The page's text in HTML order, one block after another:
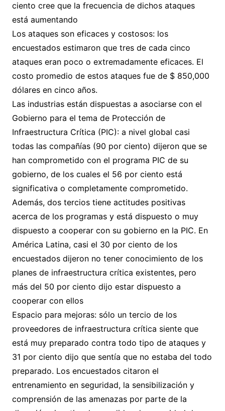
ciento cree que la frecuencia de dichos ataques
está aumentando
Los ataques son eficaces y costosos: los
encuestados estimaron que tres de cada cinco
ataques eran poco o extremadamente eficaces. El
costo promedio de estos ataques fue de $ 850,000
dólares en cinco años.
Las industrias están dispuestas a asociarse con el
Gobierno para el tema de Protección de
Infraestructura Crítica (PIC): a nivel global casi
todas las compañías (90 por ciento) dijeron que se
han comprometido con el programa PIC de su
gobierno, de los cuales el 56 por ciento está
significativa o completamente comprometido.
Además, dos tercios tiene actitudes positivas
acerca de los programas y está dispuesto o muy
dispuesto a cooperar con su gobierno en la PIC. En
América Latina, casi el 30 por ciento de los
encuestados dijeron no tener conocimiento de los
planes de infraestructura crítica existentes, pero
más del 50 por ciento dijo estar dispuesto a
cooperar con ellos
Espacio para mejoras: sólo un tercio de los
proveedores de infraestructura crítica siente que
está muy preparado contra todo tipo de ataques y
31 por ciento dijo que sentía que no estaba del todo
preparado. Los encuestados citaron el
entrenamiento en seguridad, la sensibilización y
comprensión de las amenazas por parte de la